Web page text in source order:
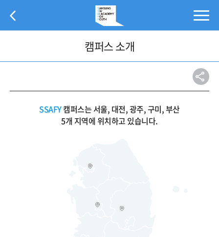
캠퍼스 소개
SSAFY캠퍼스는 서울, 대전, 광주, 구미, 부산
5개 지역에 위치하고 있습니다.